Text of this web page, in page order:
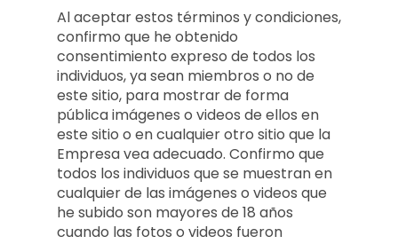
Al aceptar estos términos y condiciones,
confirmo que he obtenido
consentimiento expreso de todos los
individuos, ya sean miembros o no de
este sitio, para mostrar de forma
pública imágenes o videos de ellos en
este sitio o en cualquier otro sitio que la
Empresa vea adecuado. Confirmo que
todos los individuos que se muestran en
cualquier de las imágenes o videos que
he subido son mayores de 18 años
cuando las fotos o videos fueron